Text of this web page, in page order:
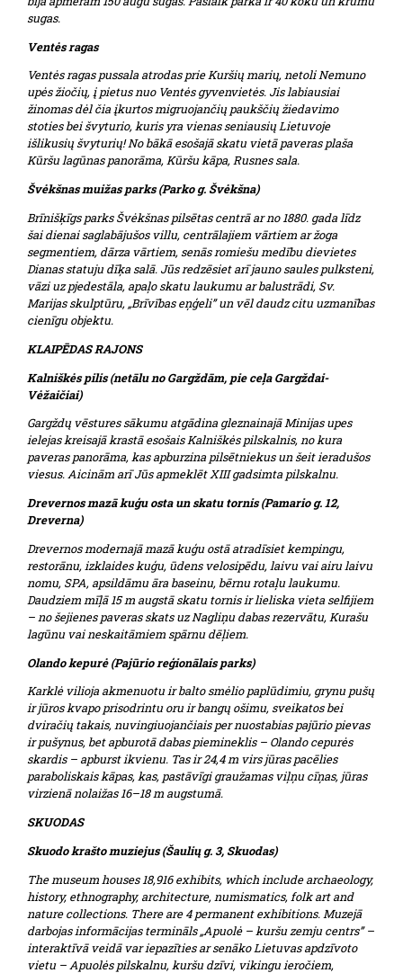
sugas.
Ventės ragas
Ventės ragas pussala atrodas prie Kuršių marių, netoli Nemuno
upės žiočių, į pietus nuo Ventės gyvenvietės. Jis labiausiai
žinomas dėl čia įkurtos migruojančių paukščių žiedavimo
stoties bei švyturio, kuris yra vienas seniausių Lietuvoje
išlikusių švyturių! No bākā esošajā skatu vietā paveras plaša
Kūršu lagūnas panorāma, Kūršu kāpa, Rusnes sala.
Švėkšnas muižas parks (Parko g. Švėkšna)
Brīnišķīgs parks Švėkšnas pilsētas centrā ar no 1880. gada līdz
šai dienai saglabājušos villu, centrālajiem vārtiem ar žoga
segmentiem, dārza vārtiem, senās romiešu medību dievietes
Dianas statuju dīķa salā. Jūs redzēsiet arī jauno saules pulksteni,
vāzi uz pjedestāla, apaļo skatu laukumu ar balustrādi, Sv.
Marijas skulptūru, „Brīvības eņģeli” un vēl daudz citu uzmanības
cienīgu objektu.
KLAIPĒDAS RAJONS
Kalniškės pilis (netālu no Gargždām, pie ceļa Gargždai-
Vėžaičiai)
Gargždų vēstures sākumu atgādina gleznainajā Minijas upes
ielejas kreisajā krastā esošais Kalniškės pilskalnis, no kura
paveras panorāma, kas apburzina pilsētniekus un šeit ieradušos
viesus. Aicinām arī Jūs apmeklēt XIII gadsimta pilskalnu.
Drevernos mazā kuģu osta un skatu tornis (Pamario g. 12,
Dreverna)
Drevernos modernajā mazā kuģu ostā atradīsiet kempingu,
restorānu, izklaides kuģu, ūdens velosipēdu, laivu vai airu laivu
nomu, SPA, apsildāmu āra baseinu, bērnu rotaļu laukumu.
Daudziem mīļā 15 m augstā skatu tornis ir lieliska vieta selfijiem
– no šejienes paveras skats uz Nagliņu dabas rezervātu, Kurašu
lagūnu vai neskaitāmiem spārnu dēļiem.
Olando kepurė (Pajūrio reģionālais parks)
Karklė vilioja akmenuotu ir balto smėlio paplūdimiu, grynu pušų
ir jūros kvapo prisodrintu oru ir bangų ošimu, sveikatos bei
dviračių takais, nuvingiuojančiais per nuostabias pajūrio pievas
ir pušynus, bet apburotā dabas piemineklis – Olando cepurės
skardis – apburst ikvienu. Tas ir 24,4 m virs jūras pacēlies
paraboliskais kāpas, kas, pastāvīgi graužamas viļņu cīņas, jūras
virzienā nolaižas 16–18 m augstumā.
SKUODAS
Skuodo krašto muziejus (Šaulių g. 3, Skuodas)
The museum houses 18,916 exhibits, which include archaeology,
history, ethnography, architecture, numismatics, folk art and
nature collections. There are 4 permanent exhibitions. Muzejā
darbojas informācijas termināls „Apuolė – kuršu zemju centrs” –
interaktīvā veidā var iepazīties ar senāko Lietuvas apdzīvoto
vietu – Apuolės pilskalnu, kuršu dzīvi, vikingu ieročiem,